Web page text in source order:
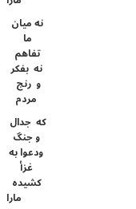
نه میان
ما
تفاهم
نه بفکر
و رنج
مردم
که جدال
و جنگ
ودعوا به
غزأ
کشیده
مارا